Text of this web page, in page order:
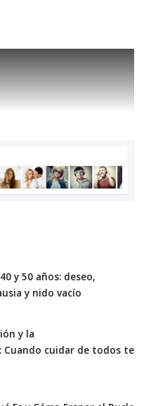
y 50 años: deseo,
y nido vacío
y la
Cuando cuidar de todos te